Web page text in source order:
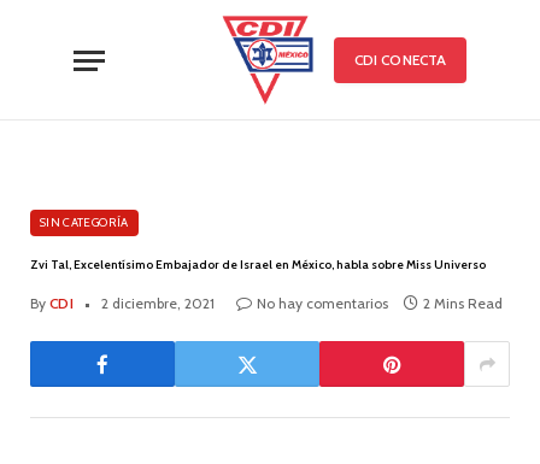
CDI CONECTA
SIN CATEGORÍA
Zvi Tal, Excelentísimo Embajador de Israel en México, habla sobre Miss Universo
By CDI 2 diciembre, 2021 No hay comentarios 2 Mins Read